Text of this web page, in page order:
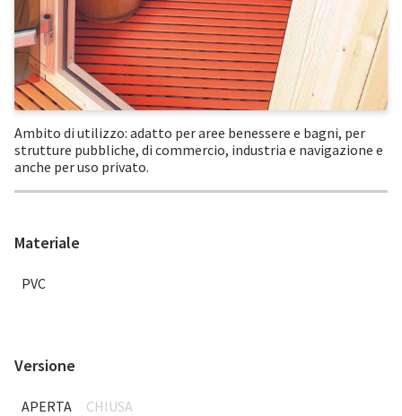
Ambito di utilizzo: adatto per aree benessere e bagni, per
strutture pubbliche, di commercio, industria e navigazione e
anche per uso privato.
Materiale
PVC
Versione
APERTA CHIUSA